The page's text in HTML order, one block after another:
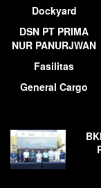
Dockyard
DSN PT PRIMA
NUR PANURJWAN
Fasilitas
General Cargo